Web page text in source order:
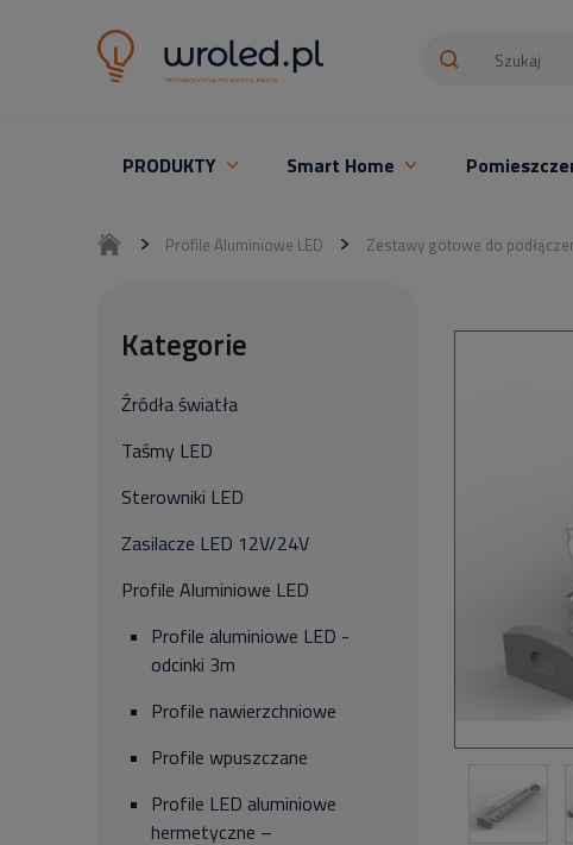
PRODUKTY Smart Home
Profile Aluminiowe LED Zestawy gotowe do
Kategorie
Źródła światła
Taśmy LED
Sterowniki LED
Zasilacze LED 12V/24V
Profile Aluminiowe LED
Profile aluminiowe LED -
odcinki 3m
Profile nawierzchniowe
Profile wpuszczane
Profile LED aluminiowe
hermetyczne –